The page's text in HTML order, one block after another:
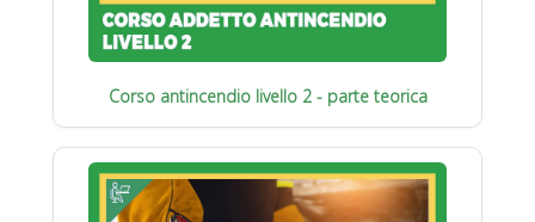
Corso antincendio livello 2 - parte teorica